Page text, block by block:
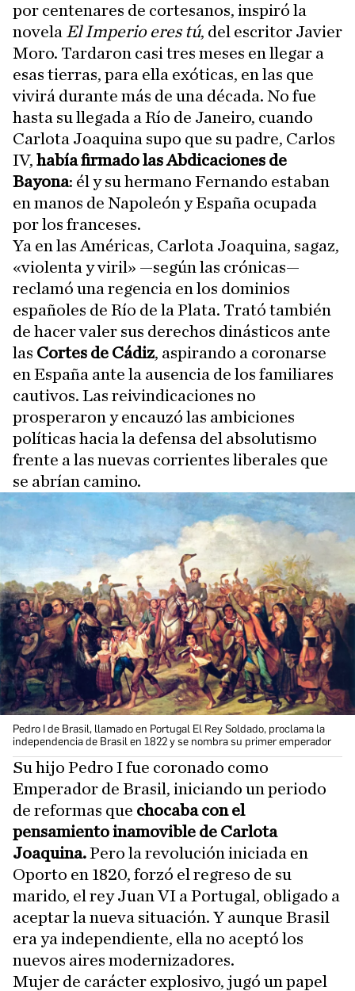
por centenares de cortesanos, inspiró la
novela El Imperio eres tú, del escritor Javier
Moro. Tardaron casi tres meses en llegar a
esas tierras, para ella exóticas, en las que
vivirá durante más de una década. No fue
hasta su llegada a Río de Janeiro, cuando
Carlota Joaquina supo que su padre, Carlos
IV, había firmado las Abdicaciones de
Bayona: él y su hermano Fernando estaban
en manos de Napoleón y España ocupada
por los franceses.
Ya en las Américas, Carlota Joaquina, sagaz,
«violenta y viril» —según las crónicas—
reclamó una regencia en los dominios
españoles de Río de la Plata. Trató también
de hacer valer sus derechos dinásticos ante
las Cortes de Cádiz, aspirando a coronarse
en España ante la ausencia de los familiares
cautivos. Las reivindicaciones no
prosperaron y encauzó las ambiciones
políticas hacia la defensa del absolutismo
frente a las nuevas corrientes liberales que
se abrían camino.
Pedro I de Brasil, llamado en Portugal El Rey Soldado, proclama la
independencia de Brasil en 1822 y se nombra su primer emperador
Su hijo Pedro I fue coronado como
Emperador de Brasil, iniciando un periodo
de reformas que chocaba con el
pensamiento inamovible de Carlota
Joaquina.Pero la revolución iniciada en
Oporto en 1820, forzó el regreso de su
marido, el rey Juan VI a Portugal, obligado a
aceptar la nueva situación. Y aunque Brasil
era ya independiente, ella no aceptó los
nuevos aires modernizadores.
Mujer de carácter explosivo, jugó un papel